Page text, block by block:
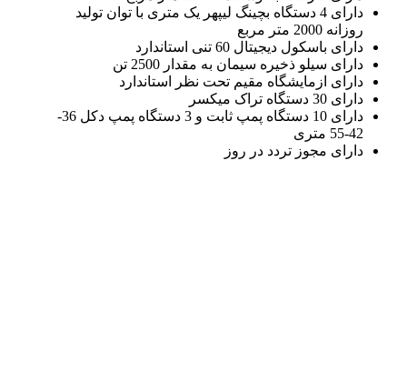
دارای 4 دستگاه بچینگ لیپهر یک متری با توان تولید
روزانه 2000 متر مربع
دارای باسکول دیجیتال 60 تنی استاندارد
دارای سیلو ذخیره سیمان به مقدار 2500 تن
دارای ازمایشگاه مقیم تحت نظر استاندارد
دارای 30 دستگاه تراک میکسر
دارای 10 دستگاه پمپ ثابت و 3 دستگاه پمپ دکل 36-
42-55 متری
دارای مجوز تردد در روز